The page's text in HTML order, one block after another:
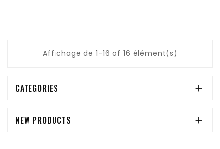
Affichage de 1-16 of 16 élément(s)
CATEGORIES 
NEW PRODUCTS 